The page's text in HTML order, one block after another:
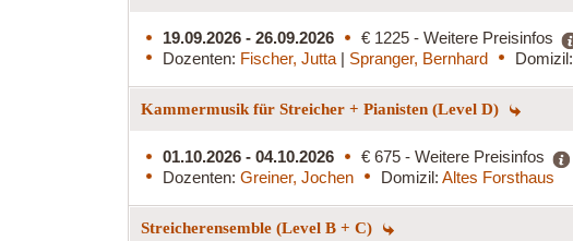
19.09.2026 - 26.09.2026
€ 1225 - Weitere Preisinfos
Dozenten: Fischer, Jutta | Spranger, Bernhard Domizil:
Kammermusik für Streicher + Pianisten (Level D)
01.10.2026 - 04.10.2026
€ 675 - Weitere Preisinfos
Dozenten: Greiner, Jochen Domizil: Altes Forsthaus
Streicherensemble (Level B + C)